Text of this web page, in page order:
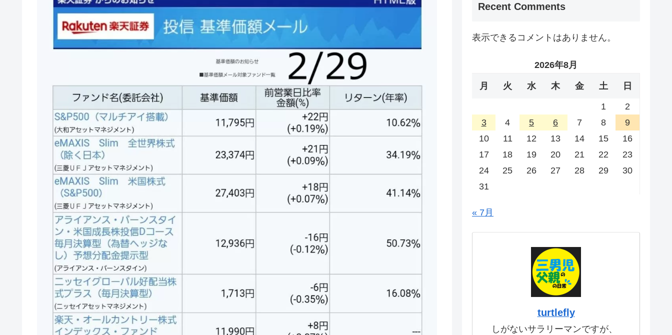
Recent Comments
表示できるコメントはありません。
2026年8月
月 火 水 木 金 土 日
1
2
3
4 5 6 7 8
9
10
11 12 13 14 15
16
17
18 19 20 21 22
23
24
25 26 27 28 29
30
31
« 7月
turtlefly
しがないサラリーマンですが、